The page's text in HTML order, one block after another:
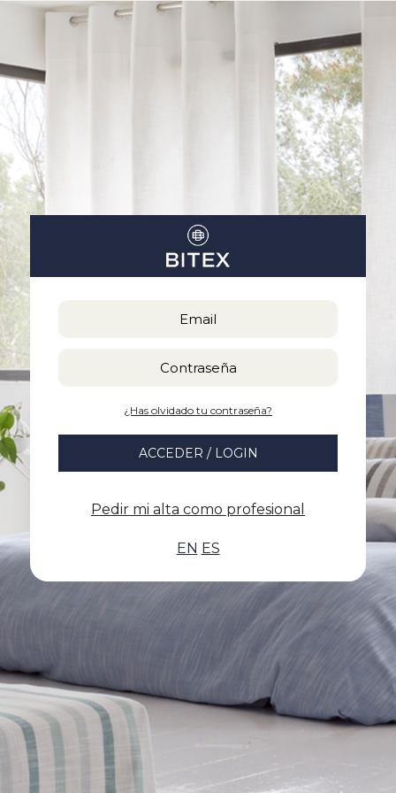
¿Has olvidado tu contraseña?
ACCEDER / LOGIN
Pedir mi alta como profesional
EN ES